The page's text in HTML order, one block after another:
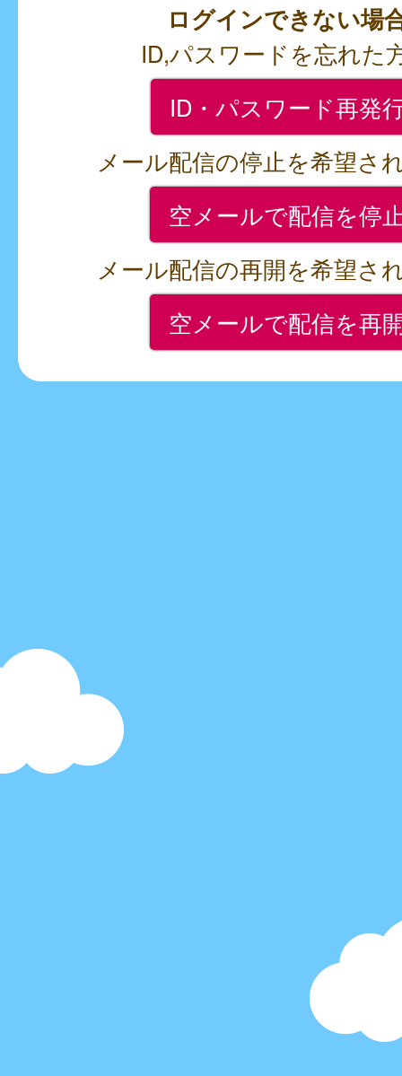
ログインできない場
ID,パスワードを忘れた
ID・パスワード再発
メール配信の停止を希望さ
空メールで配信を停
メール配信の再開を希望さ
空メールで配信を再